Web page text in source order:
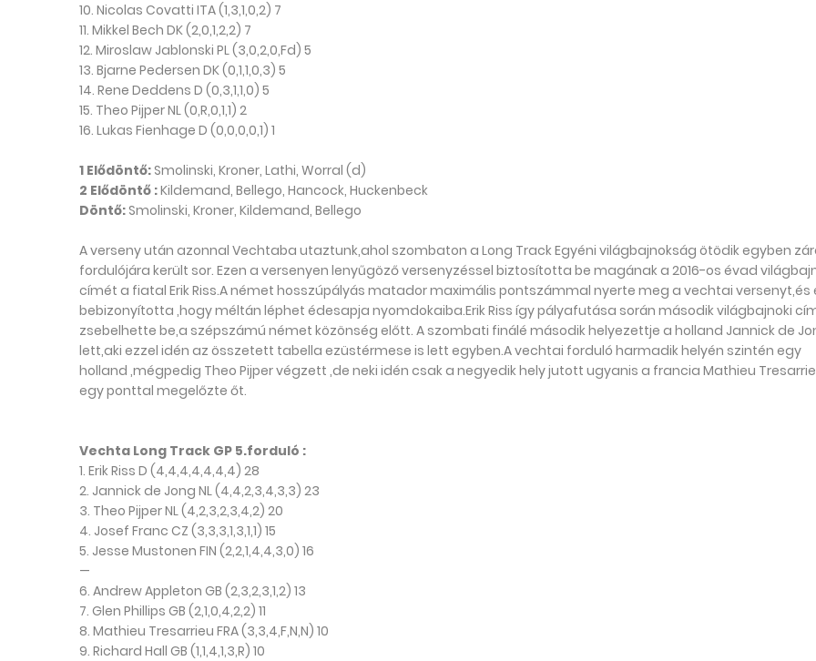
10. Nicolas Covatti ITA (1,3,1,0,2) 7
11. Mikkel Bech DK (2,0,1,2,2) 7
12. Miroslaw Jablonski PL (3,0,2,0,Fd) 5
13. Bjarne Pedersen DK (0,1,1,0,3) 5
14. Rene Deddens D (0,3,1,1,0) 5
15. Theo Pijper NL (0,R,0,1,1) 2
16. Lukas Fienhage D (0,0,0,0,1) 1
1 Elődöntő:Smolinski, Kroner, Lathi, Worral (d)
2 Elődöntő :Kildemand, Bellego, Hancock, Huckenbeck
Döntő:Smolinski, Kroner, Kildemand, Bellego
A verseny után azonnal Vechtaba utaztunk,ahol szombaton a Long Track Egyéni világbajnokság ötödik egyben
fordulójára került sor. Ezen a versenyen lenyűgöző versenyzéssel biztosította be magának a 2016-os évad
címét a fiatal Erik Riss.A német hosszúpályás matador maximális pontszámmal nyerte meg a vechtai versenyt,és
bebizonyította ,hogy méltán léphet édesapja nyomdokaiba.Erik Riss így pályafutása során második világbajnoki
zsebelhette be,a szépszámú német közönség előtt. A szombati finálé második helyezettje a holland Jannick de
lett,aki ezzel idén az összetett tabella ezüstérmese is lett egyben.A vechtai forduló harmadik helyén szintén egy
holland ,mégpedig Theo Pijper végzett ,de neki idén csak a negyedik hely jutott ugyanis a francia Mathieu
egy ponttal megelőzte őt.
Vechta Long Track GP 5.forduló :
1. Erik Riss D (4,4,4,4,4,4,4) 28
2. Jannick de Jong NL (4,4,2,3,4,3,3) 23
3. Theo Pijper NL (4,2,3,2,3,4,2) 20
4. Josef Franc CZ (3,3,3,1,3,1,1) 15
5. Jesse Mustonen FIN (2,2,1,4,4,3,0) 16
—
6. Andrew Appleton GB (2,3,2,3,1,2) 13
7. Glen Phillips GB (2,1,0,4,2,2) 11
8. Mathieu Tresarrieu FRA (3,3,4,F,N,N) 10
9. Richard Hall GB (1,1,4,1,3,R) 10